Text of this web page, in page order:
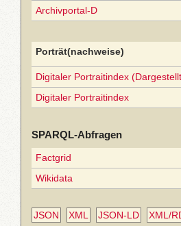
Archivportal-D
Porträt(nachweise)
Digitaler Portraitindex
Digitaler Portraitindex
SPARQL-Abfragen
Factgrid
Wikidata
JSON XML JSON-LD XML/